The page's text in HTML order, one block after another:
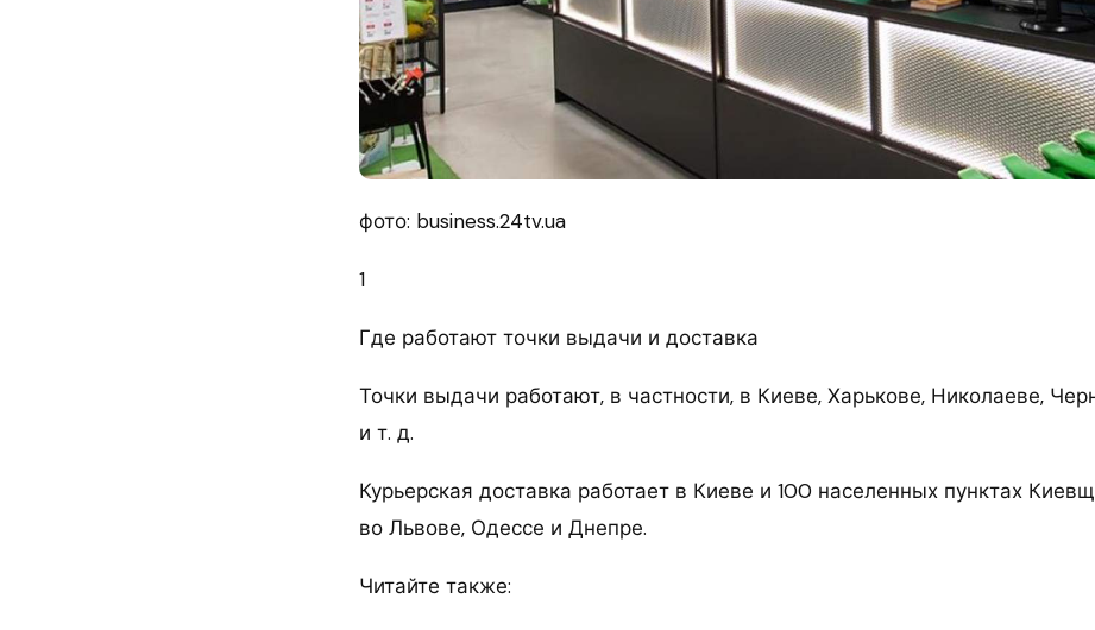
фото: business.24tv.ua
1
Где работают точки выдачи и доставка
Точки выдачи работают, в частности, в Киеве, Харькове, Николаеве,
и т. д.
Курьерская доставка работает в Киеве и 100 населенных пунктах
во Львове, Одессе и Днепре.
Читайте также: